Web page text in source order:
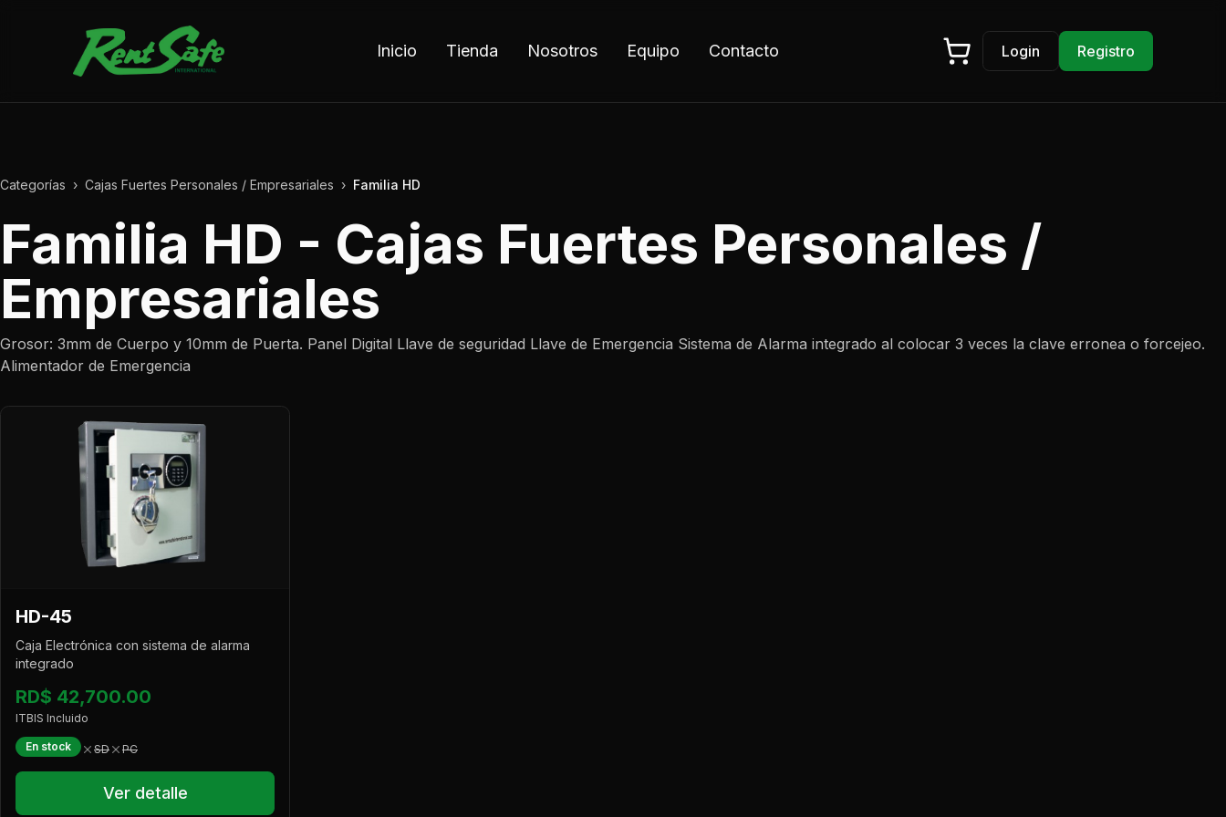
Inicio Tienda Nosotros Equipo Contacto Login Registro
Categorías › Cajas Fuertes Personales / Empresariales › Familia HD
Familia HD - Cajas Fuertes Personales /
Empresariales
Grosor: 3mm de Cuerpo y 10mm de Puerta. Panel Digital Llave de seguridad Llave de Emergencia Sistema de Alarma integrado al colocar 3 veces la clave erronea o forcejeo.
Alimentador de Emergencia
HD-45
Caja Electrónica con sistema de alarma
integrado
RD$ 42,700.00
ITBIS Incluido
En stock SD PC
Ver detalle